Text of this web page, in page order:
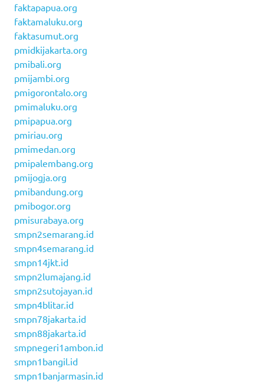
faktapapua.org
faktamaluku.org
faktasumut.org
pmidkijakarta.org
pmibali.org
pmijambi.org
pmigorontalo.org
pmimaluku.org
pmipapua.org
pmiriau.org
pmimedan.org
pmipalembang.org
pmijogja.org
pmibandung.org
pmibogor.org
pmisurabaya.org
smpn2semarang.id
smpn4semarang.id
smpn14jkt.id
smpn2lumajang.id
smpn2sutojayan.id
smpn4blitar.id
smpn78jakarta.id
smpn88jakarta.id
smpnegeri1ambon.id
smpn1bangil.id
smpn1banjarmasin.id